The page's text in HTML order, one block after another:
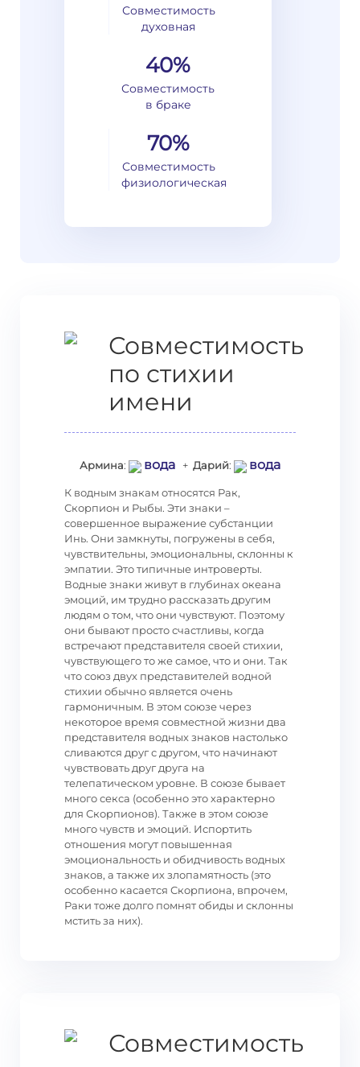
Совместимость
духовная
40%
Совместимость
в браке
70%
Совместимость
физиологическая
Совместимость
по стихии
имени
Армина: вода + Дарий: вода
К водным знакам относятся Рак,
Скорпион и Рыбы. Эти знаки –
совершенное выражение субстанции
Инь. Они замкнуты, погружены в себя,
чувствительны, эмоциональны, склонны к
эмпатии. Это типичные интроверты.
Водные знаки живут в глубинах океана
эмоций, им трудно рассказать другим
людям о том, что они чувствуют. Поэтому
они бывают просто счастливы, когда
встречают представителя своей стихии,
чувствующего то же самое, что и они. Так
что союз двух представителей водной
стихии обычно является очень
гармоничным. В этом союзе через
некоторое время совместной жизни два
представителя водных знаков настолько
сливаются друг с другом, что начинают
чувствовать друг друга на
телепатическом уровне. В союзе бывает
много секса (особенно это характерно
для Скорпионов). Также в этом союзе
много чувств и эмоций. Испортить
отношения могут повышенная
эмоциональность и обидчивость водных
знаков, а также их злопамятность (это
особенно касается Скорпиона, впрочем,
Раки тоже долго помнят обиды и склонны
мстить за них).
Совместимость